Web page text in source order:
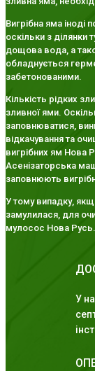
Вигрібна яма іноді
оскільки з ділянки
дощова вода, а
обладнується
забетонованими.
Кількість рідких
зливної ями.
заповнюватися,
відкачування та
вигрібних ям Нова
Асенізаторська
заповнюють
У тому випадку,
замулилася, для
мулосос Нова Русь.
У